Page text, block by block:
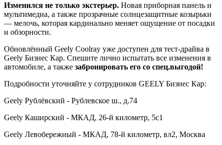
Изменился не только экстерьер. Новая приборная панель и
мультимедиа, а также прозрачные солнцезащитные козырьки
— мелочь, которая кардинально меняет ощущение от посадки
и обзорности.
Обновлённый Geely Coolray уже доступен для тест-драйва в
Geely Бизнес Кар. Спешите лично испытать все изменения в
автомобиле, а также забронировать его со спец.выгодой!
Подробности уточняйте у сотрудников GEELY Бизнес Кар:
Geely Рублёвский - Рублевское ш., д.74
Geely Каширский - МКАД, 26-й километр, 5с1
Geely Левобережный - МКАД, 78-й километр, вл2, Москва